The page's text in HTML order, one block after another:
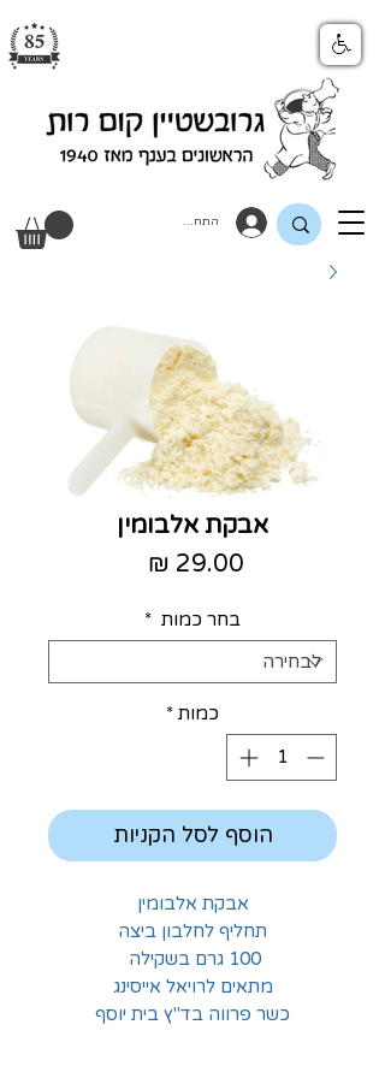
התחבר
אבקת אלבומין
בחר כמות *
כמות *
הוסף לסל הקניות
אבקת אלבומין
תחליף לחלבון ביצה
100 גרם בשקילה
מתאים לרויאל אייסינג
כשר פרווה בד"ץ בית יוסף